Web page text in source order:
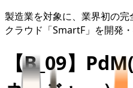
製造業を対象に、業界初の
クラウド「SmartF」を開発
【B_09】